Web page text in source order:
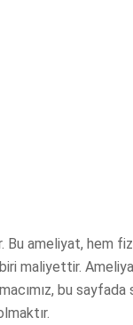
Bu ameliyat, hem
maliyettir.
bu